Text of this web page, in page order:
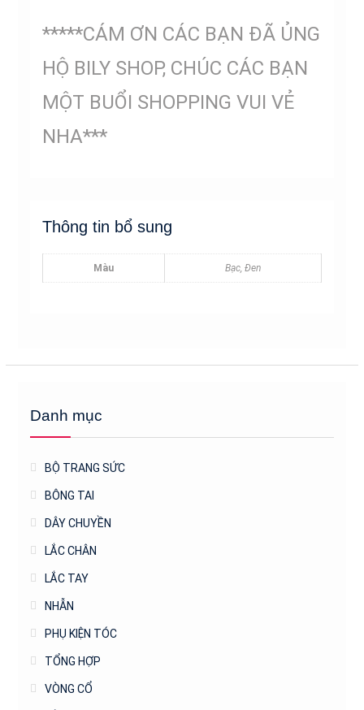
*****CÁM ƠN CÁC BẠN ĐÃ ỦNG
HỘ BILY SHOP, CHÚC CÁC BẠN
MỘT BUỔI SHOPPING VUI VẺ
NHA***
Thông tin bổ sung
Màu Bạc, Đen
Danh mục
BỘ TRANG SỨC
BÔNG TAI
DÂY CHUYỀN
LẮC CHÂN
LẮC TAY
NHẪN
PHỤ KIỆN TÓC
TỔNG HỢP
VÒNG CỔ